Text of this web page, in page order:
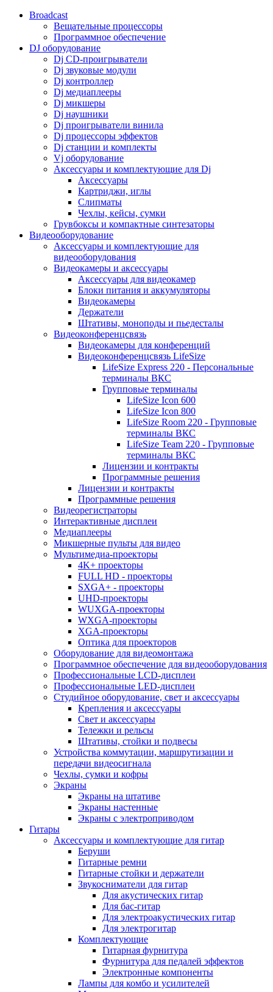
Broadcast
Вещательные процессоры
Программное обеспечение
DJ оборудование
Dj CD-проигрыватели
Dj звуковые модули
Dj контроллер
Dj медиаплееры
Dj микшеры
Dj наушники
Dj проигрыватели винила
Dj процессоры эффектов
Dj станции и комплекты
Vj оборудование
Аксессуары и комплектующие для Dj
Аксессуары
Картриджи, иглы
Слипматы
Чехлы, кейсы, сумки
Грувбоксы и компактные синтезаторы
Видеооборудование
Аксессуары и комплектующие для
видеооборудования
Видеокамеры и аксессуары
Аксессуары для видеокамер
Блоки питания и аккумуляторы
Видеокамеры
Держатели
Штативы, моноподы и пьедесталы
Видеоконференцсвязь
Видеокамеры для конференций
Видеоконференцсвязь LifeSize
LifeSize Express 220 - Персональные
терминалы ВКС
Групповые терминалы
LifeSize Icon 600
LifeSize Icon 800
LifeSize Room 220 - Групповые
терминалы ВКС
LifeSize Team 220 - Групповые
терминалы ВКС
Лицензии и контракты
Программные решения
Лицензии и контракты
Программные решения
Видеорегистраторы
Интерактивные дисплеи
Медиаплееры
Микшерные пульты для видео
Мультимедиа-проекторы
4K+ проекторы
FULL HD - проекторы
SXGA+ - проекторы
UHD-проекторы
WUXGA-проекторы
WXGA-проекторы
XGA-проекторы
Оптика для проекторов
Оборудование для видеомонтажа
Программное обеспечение для видеооборудования
Профессиональные LCD-дисплеи
Профессиональные LED-дисплеи
Студийное оборудование, свет и аксессуары
Крепления и аксессуары
Свет и аксессуары
Тележки и рельсы
Штативы, стойки и подвесы
Устройства коммутации, маршрутизации и
передачи видеосигнала
Чехлы, сумки и кофры
Экраны
Экраны на штативе
Экраны настенные
Экраны с электроприводом
Гитары
Аксессуары и комплектующие для гитар
Беруши
Гитарные ремни
Гитарные стойки и держатели
Звукосниматели для гитар
Для акустических гитар
Для бас-гитар
Для электроакустических гитар
Для электрогитар
Комплектующие
Гитарная фурнитура
Фурнитура для педалей эффектов
Электронные компоненты
Лампы для комбо и усилителей